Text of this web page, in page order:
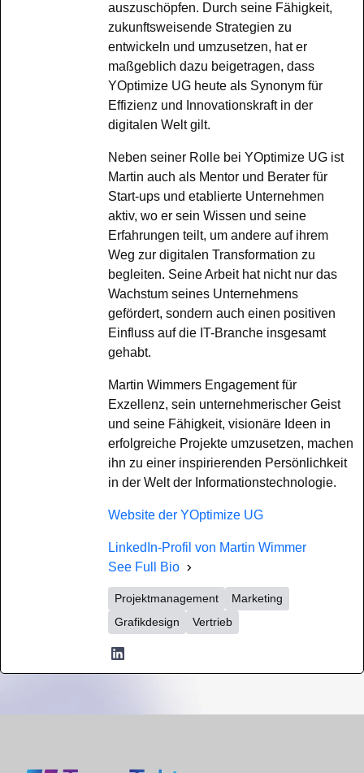
auszuschöpfen. Durch seine Fähigkeit,
zukunftsweisende Strategien zu
entwickeln und umzusetzen, hat er
maßgeblich dazu beigetragen, dass
YOptimize UG heute als Synonym für
Effizienz und Innovationskraft in der
digitalen Welt gilt.
Neben seiner Rolle bei YOptimize UG ist
Martin auch als Mentor und Berater für
Start-ups und etablierte Unternehmen
aktiv, wo er sein Wissen und seine
Erfahrungen teilt, um andere auf ihrem
Weg zur digitalen Transformation zu
begleiten. Seine Arbeit hat nicht nur das
Wachstum seines Unternehmens
gefördert, sondern auch einen positiven
Einfluss auf die IT-Branche insgesamt
gehabt.
Martin Wimmers Engagement für
Exzellenz, sein unternehmerischer Geist
und seine Fähigkeit, visionäre Ideen in
erfolgreiche Projekte umzusetzen, machen
ihn zu einer inspirierenden Persönlichkeit
in der Welt der Informationstechnologie.
Website der YOptimize UG
LinkedIn-Profil von Martin Wimmer
See Full Bio
Projektmanagement
Marketing
Grafikdesign
Vertrieb